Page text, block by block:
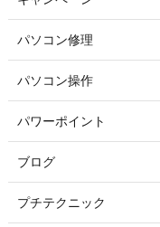
パソコン修理
パソコン操作
パワーポイント
ブログ
プチテクニック